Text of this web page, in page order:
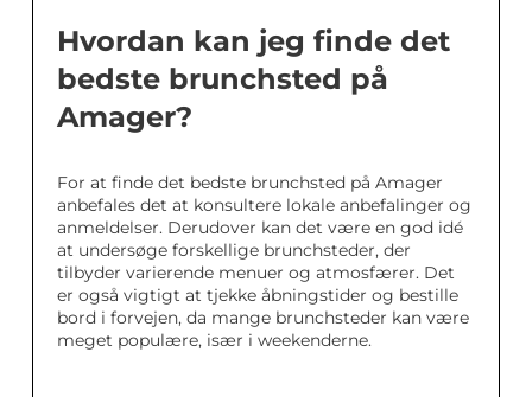
Hvordan kan jeg finde det
bedste brunchsted på
Amager?
For at finde det bedste brunchsted på Amager
anbefales det at konsultere lokale anbefalinger og
anmeldelser. Derudover kan det være en god idé
at undersøge forskellige brunchsteder, der
tilbyder varierende menuer og atmosfærer. Det
er også vigtigt at tjekke åbningstider og bestille
bord i forvejen, da mange brunchsteder kan være
meget populære, især i weekenderne.